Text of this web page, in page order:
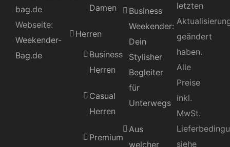
bag.de
Webseite:
Weekender-
Bag.de
Damen
Herren
Business
Herren
Casual
Herren
Premium
Business
Weekender:
Dein
Stylisher
Begleiter
für
Unterwegs
Aus
welcher
letzten
geändert
haben.
Alle
Preise
inkl.
MwSt.
siehe